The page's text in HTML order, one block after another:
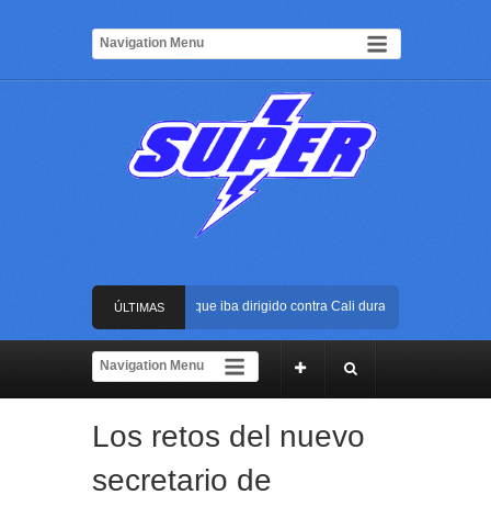
ÚLTIMAS
NOTICIAS
atentado con bus bomba que iba dirigido contra Cali durante la posesión
USC será el escenario de la posesión presidencial de Abelardo de la
reacción policial evitó que presunto agresor escapara tras atacar a una mujer
atentado con bus bomba que iba dirigido contra Cali durante la posesión
Los retos del nuevo
secretario de